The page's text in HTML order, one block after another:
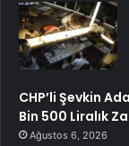
CHP’li Şevkin
Bin 500 Liralık
Ağustos 6, 2026